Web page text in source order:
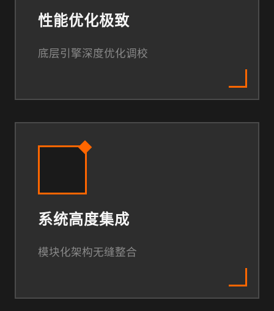
性能优化极致
底层引擎深度优化调校
系统高度集成
模块化架构无缝整合